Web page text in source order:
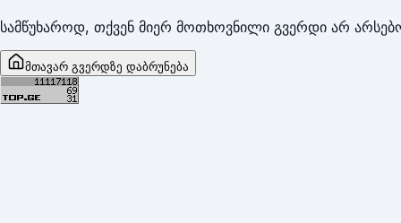
სამწუხაროდ, თქვენ მიერ მოთხოვნილი გვერდი არ
მთავარ გვერდზე დაბრუნება